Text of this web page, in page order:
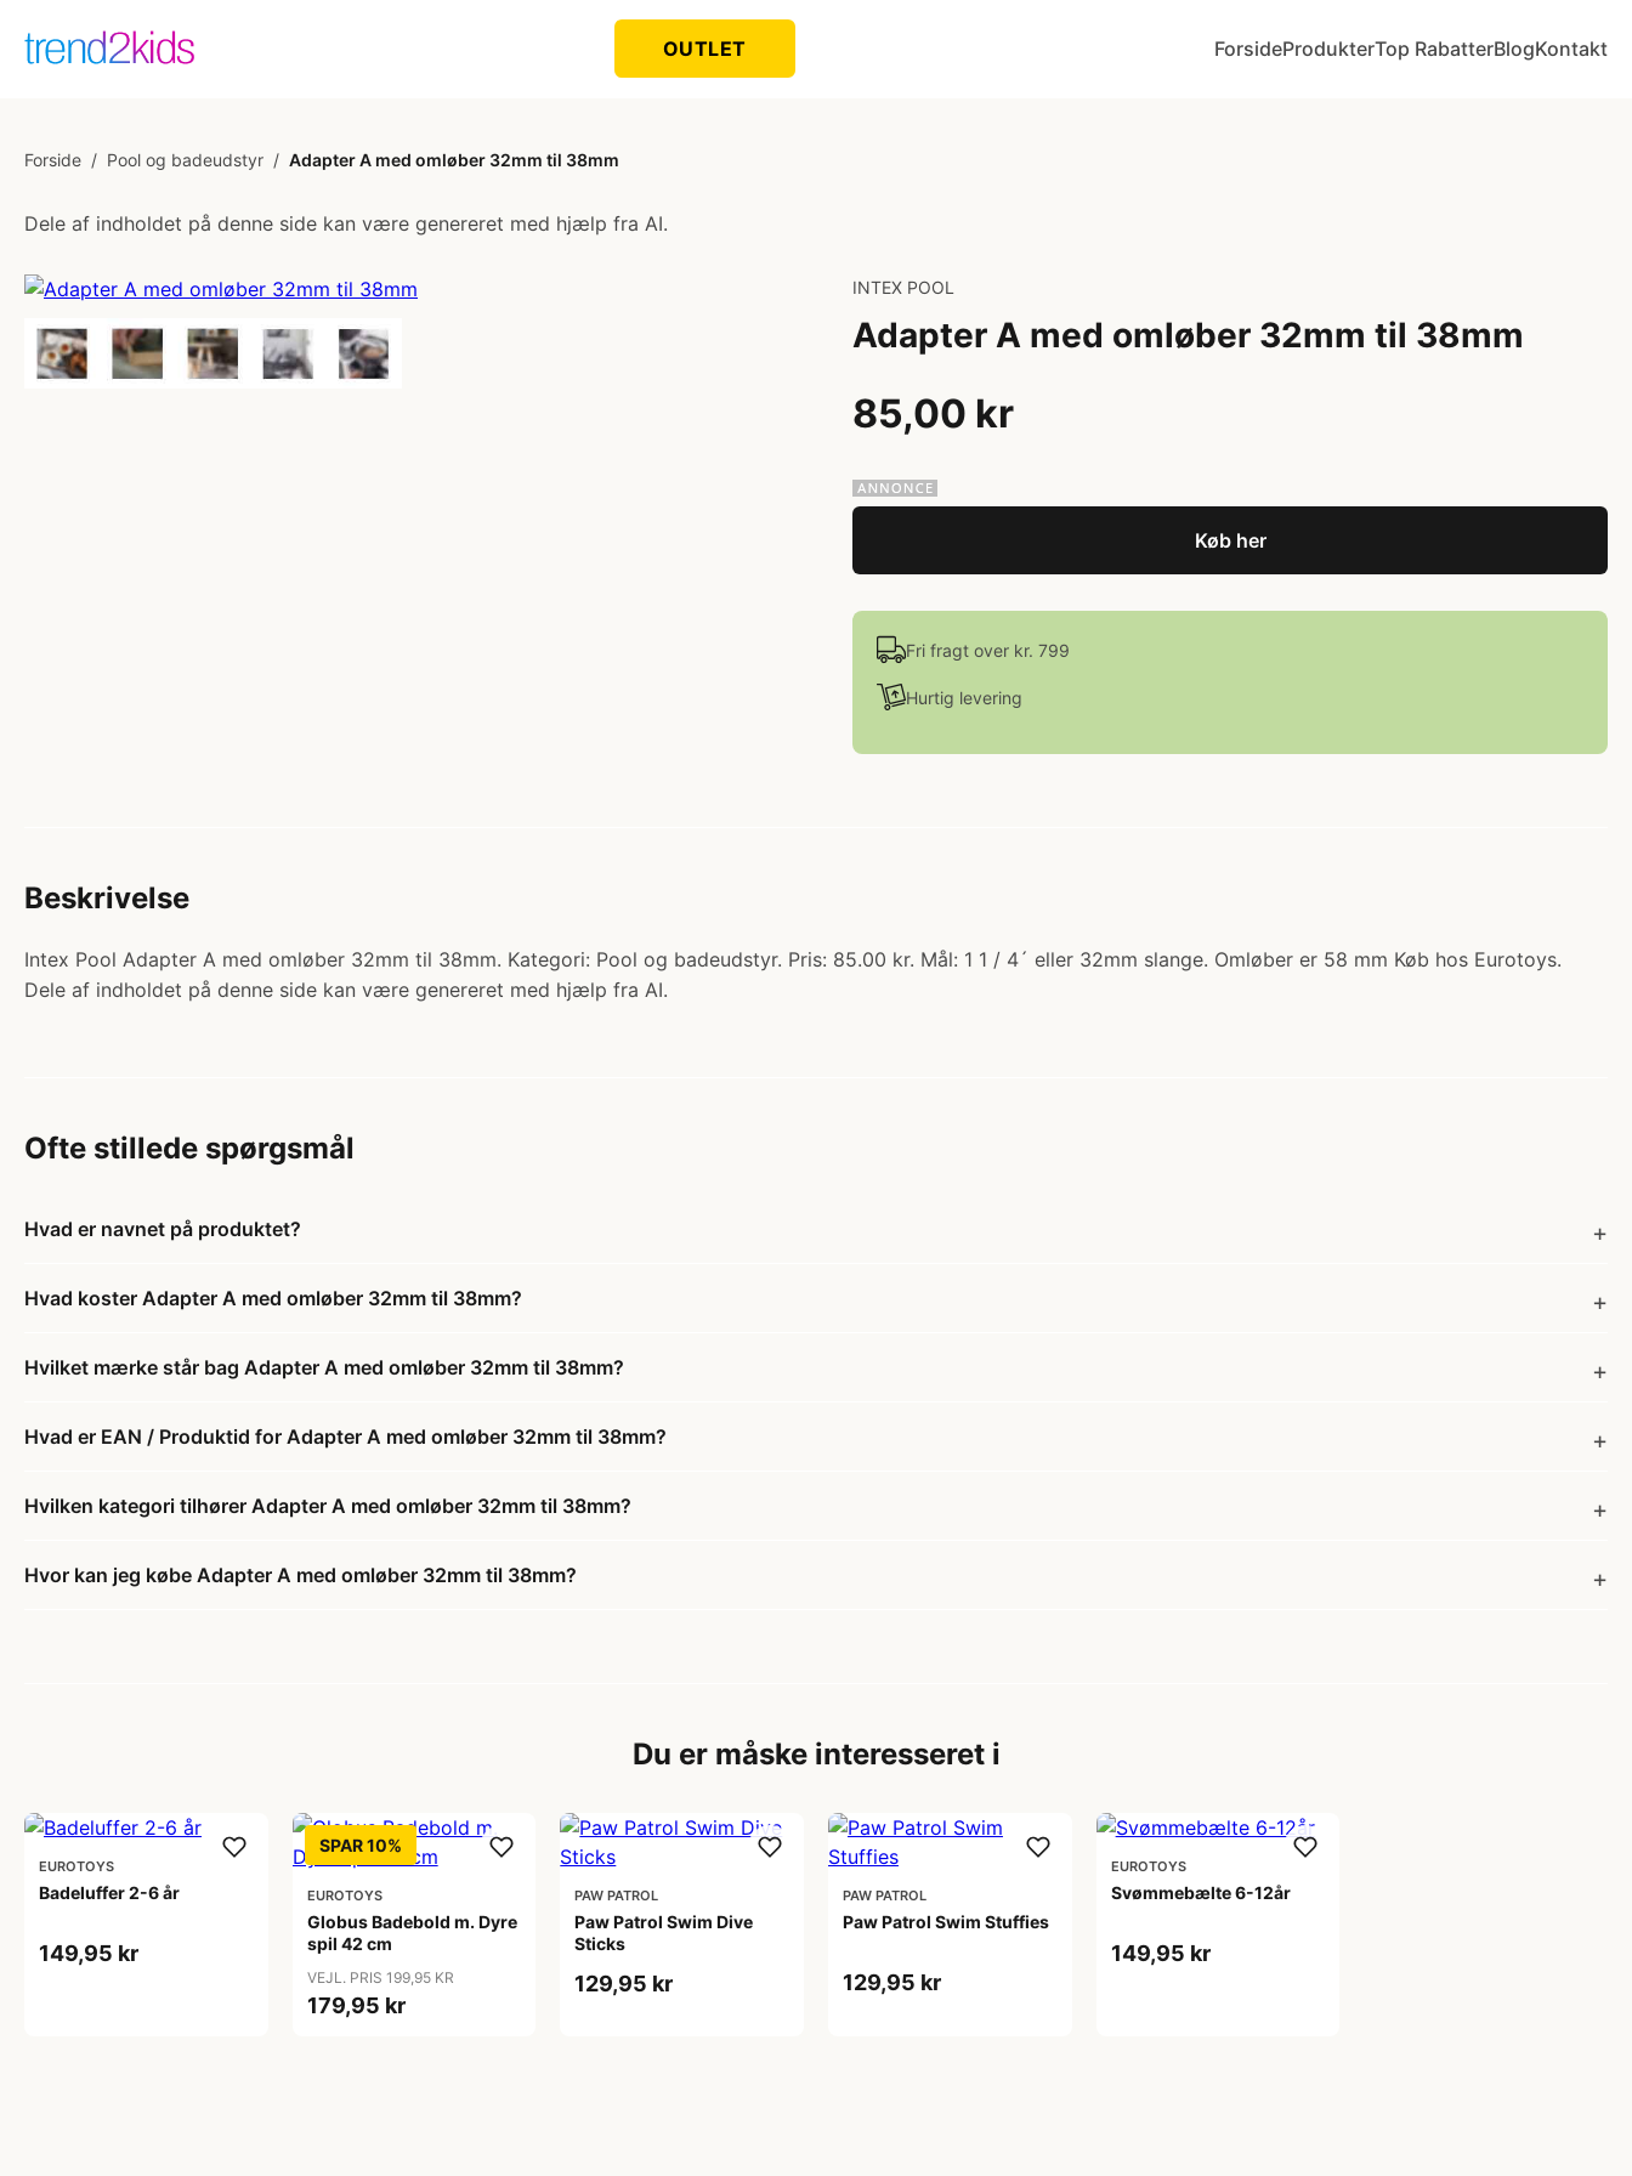
OUTLET ForsideProdukterTop RabatterBlogKontakt
Forside / Pool og badeudstyr / Adapter A med omløber 32mm til 38mm
Dele af indholdet på denne side kan være genereret med hjælp fra AI.
INTEX POOL
Adapter A med omløber 32mm til 38mm
85,00 kr
Køb her
Fri fragt over kr. 799
Hurtig levering
Beskrivelse
Intex Pool Adapter A med omløber 32mm til 38mm. Kategori: Pool og badeudstyr. Pris: 85.00 kr. Mål: 1 1 / 4´ eller 32mm slange. Omløber er 58 mm Køb hos Eurotoys.
Dele af indholdet på denne side kan være genereret med hjælp fra AI.
Ofte stillede spørgsmål
Hvad er navnet på produktet?
Hvad koster Adapter A med omløber 32mm til 38mm?
Hvilket mærke står bag Adapter A med omløber 32mm til 38mm?
Hvad er EAN / Produktid for Adapter A med omløber 32mm til 38mm?
Hvilken kategori tilhører Adapter A med omløber 32mm til 38mm?
Hvor kan jeg købe Adapter A med omløber 32mm til 38mm?
Du er måske interesseret i
EUROTOYS
Badeluffer 2-6 år
149,95 kr
SPAR 10%
EUROTOYS
Globus Badebold m. Dyre
spil 42 cm
VEJL. PRIS 199,95 KR
179,95 kr
PAW PATROL
Paw Patrol Swim Dive
Sticks
129,95 kr
PAW PATROL
Paw Patrol Swim Stuffies
129,95 kr
EUROTOYS
Svømmebælte 6-12år
149,95 kr